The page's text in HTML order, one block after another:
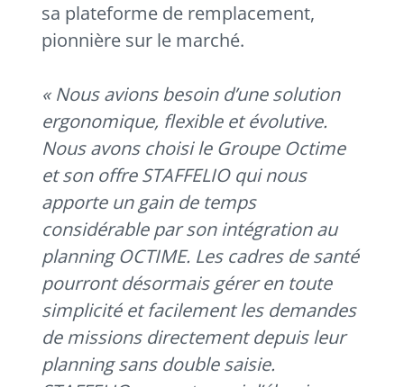
sa plateforme de remplacement,
pionnière sur le marché.
« Nous avions besoin d’une solution
ergonomique, flexible et évolutive.
Nous avons choisi le Groupe Octime
et son offre STAFFELIO qui nous
apporte un gain de temps
considérable par son intégration au
planning OCTIME. Les cadres de santé
pourront désormais gérer en toute
simplicité et facilement les demandes
de missions directement depuis leur
planning sans double saisie.